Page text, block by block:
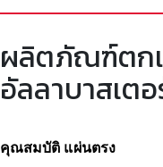
ผลิตภัณฑ์ตก
อัลลาบาสเตอ
คุณสมบัติ แผ่นตรง